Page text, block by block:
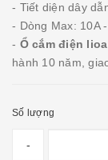
- Tiết diện dây
- Dòng Max: 10A
- Ổ cắm điện
hành 10 năm,
Số lượng
-